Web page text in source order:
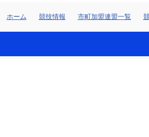
ホーム 競技情報 市町加盟連盟一覧